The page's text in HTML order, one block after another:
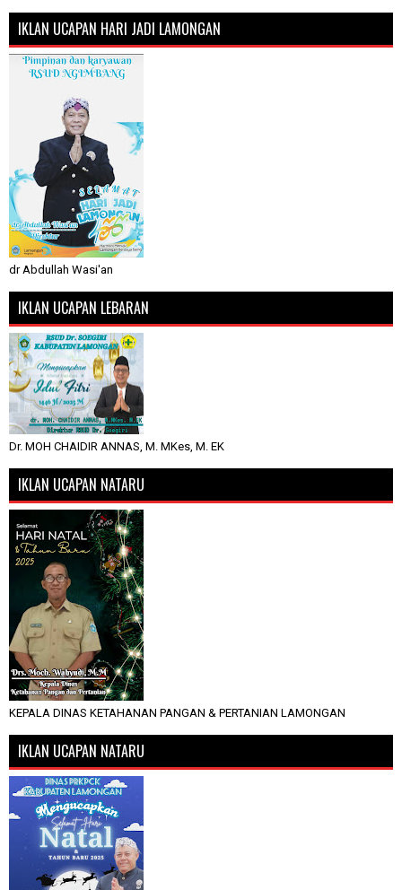
IKLAN UCAPAN HARI JADI LAMONGAN
dr Abdullah Wasi'an
IKLAN UCAPAN LEBARAN
Dr. MOH CHAIDIR ANNAS, M. MKes, M. EK
IKLAN UCAPAN NATARU
KEPALA DINAS KETAHANAN PANGAN & PERTANIAN LAMONGAN
IKLAN UCAPAN NATARU